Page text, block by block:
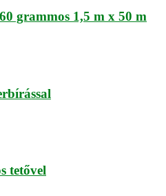
grammos 1,5 m x 50 m
tetővel